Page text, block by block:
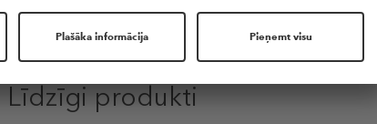
Līdzīgi produkti